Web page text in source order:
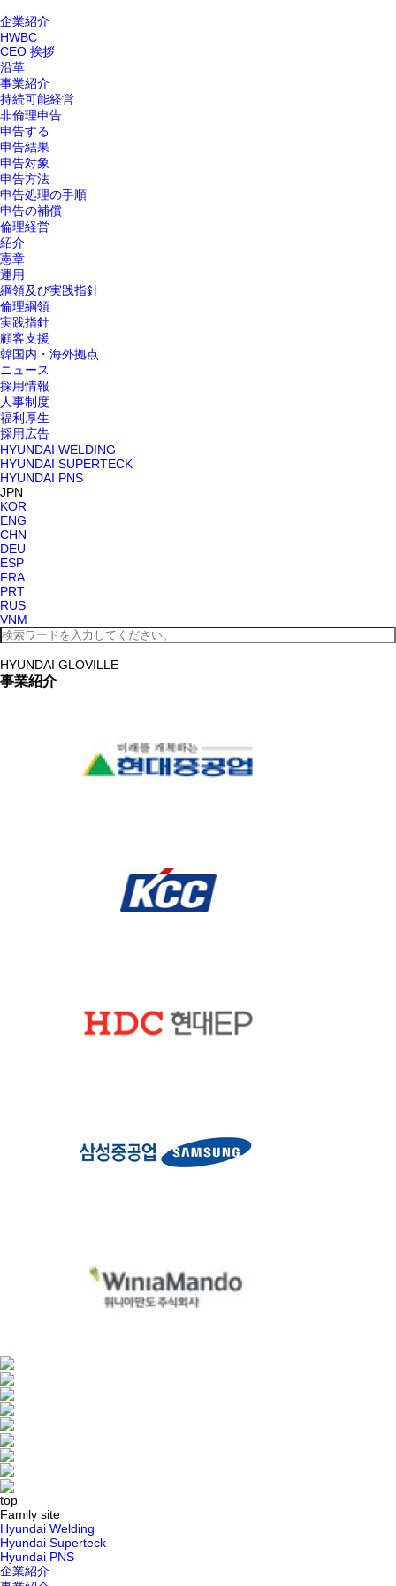
企業紹介
HWBC
CEO 挨拶
沿革
事業紹介
持続可能経営
非倫理申告
申告する
申告結果
申告対象
申告方法
申告処理の手順
申告の補償
倫理経営
紹介
憲章
運用
綱領及び実践指針
倫理綱領
実践指針
顧客支援
韓国内・海外拠点ㅤ
ニュース
採用情報
人事制度
福利厚生
採用広告
HYUNDAI WELDING
HYUNDAI SUPERTECK
HYUNDAI PNS
JPN
KOR
ENG
CHN
DEU
ESP
FRA
PRT
RUS
VNM
HYUNDAI GLOVILLE
事業紹介
top
Family site
Hyundai Welding
Hyundai Superteck
Hyundai PNS
企業紹介